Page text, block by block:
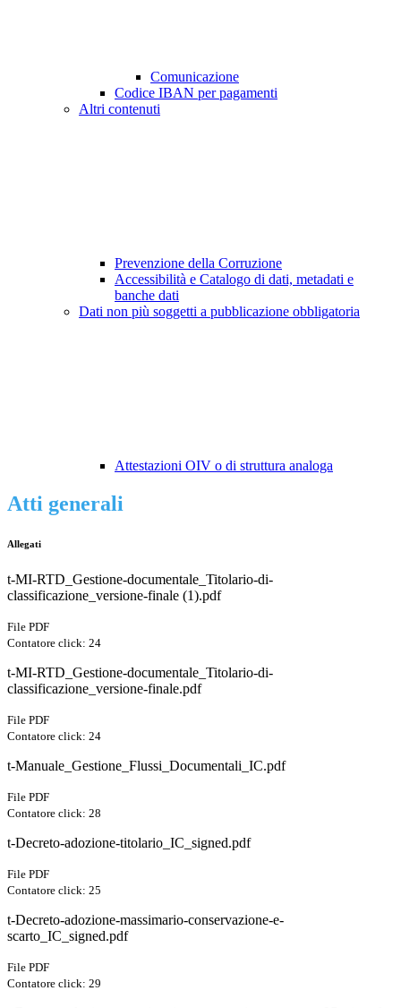
Comunicazione
Codice IBAN per pagamenti
Altri contenuti
Prevenzione della Corruzione
Accessibilità e Catalogo di dati, metadati e
banche dati
Dati non più soggetti a pubblicazione obbligatoria
Attestazioni OIV o di struttura analoga
Atti generali
Allegati
t-MI-RTD_Gestione-documentale_Titolario-di-
classificazione_versione-finale (1).pdf
File PDF
Contatore click: 24
t-MI-RTD_Gestione-documentale_Titolario-di-
classificazione_versione-finale.pdf
File PDF
Contatore click: 24
t-Manuale_Gestione_Flussi_Documentali_IC.pdf
File PDF
Contatore click: 28
t-Decreto-adozione-titolario_IC_signed.pdf
File PDF
Contatore click: 25
t-Decreto-adozione-massimario-conservazione-e-
scarto_IC_signed.pdf
File PDF
Contatore click: 29